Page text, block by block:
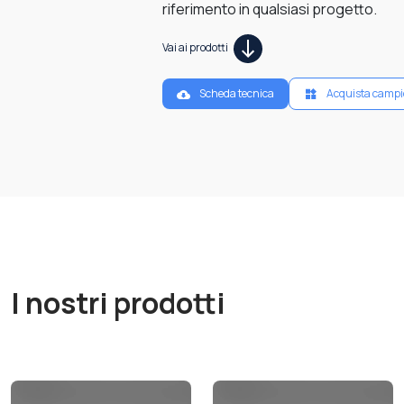
riferimento in qualsiasi progetto.
Vai ai prodotti
Scheda tecnica Acquista
I nostri prodotti